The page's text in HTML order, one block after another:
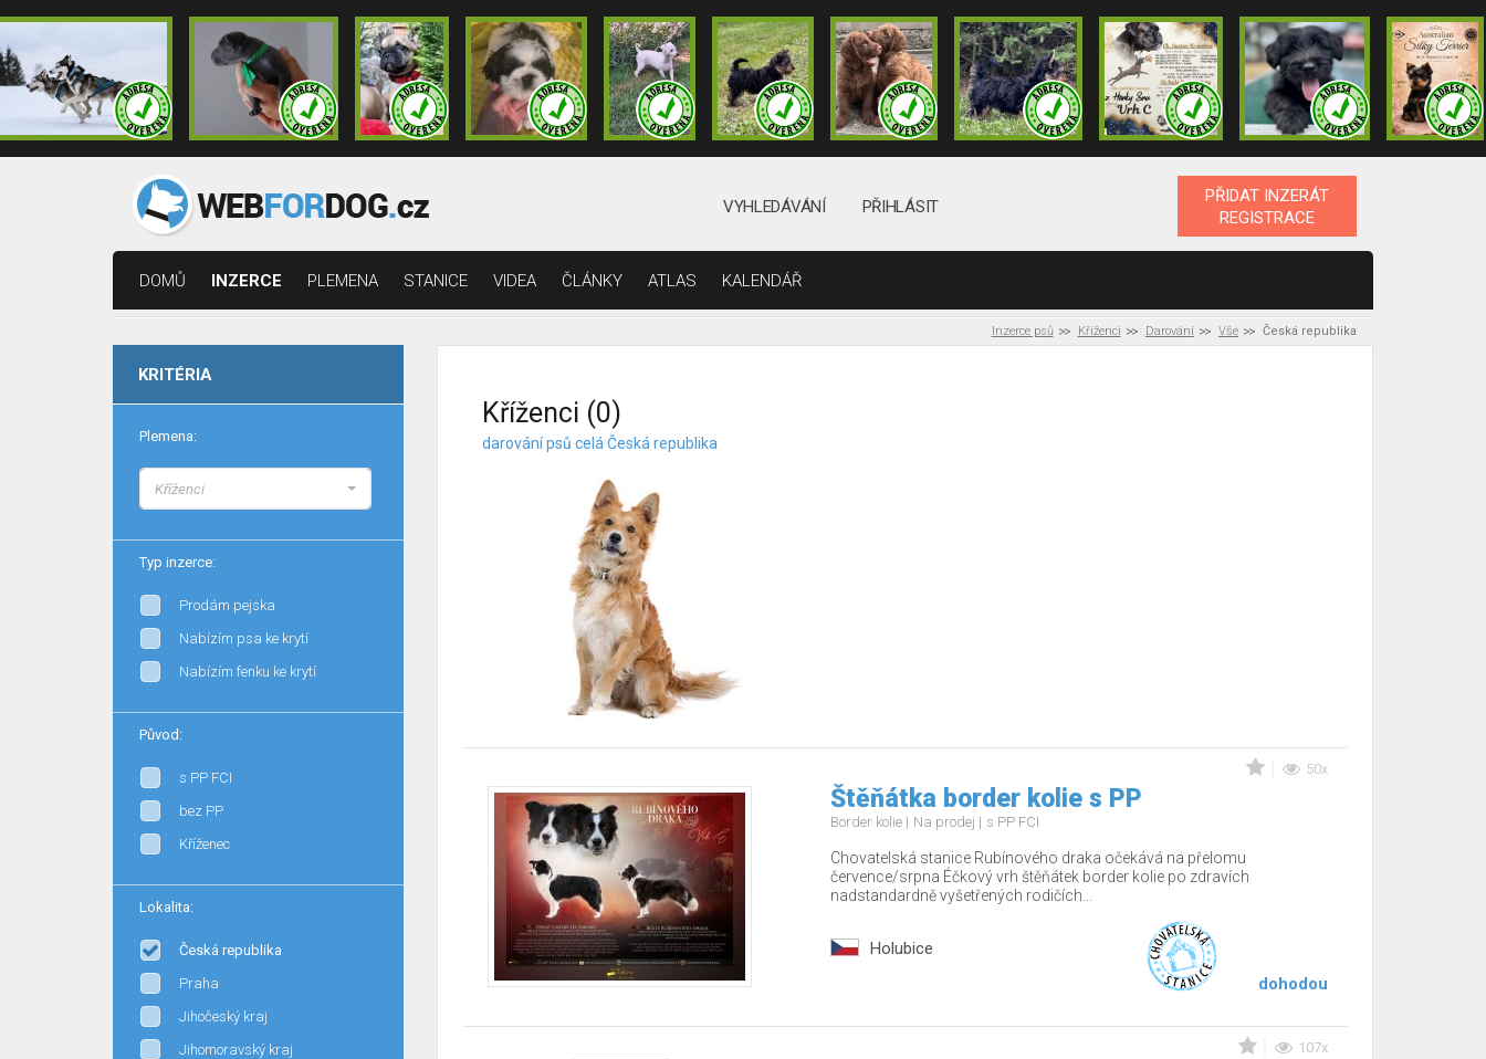
VYHLEDÁVÁNÍ PŘIHLÁSIT
PŘIDAT INZERÁT
REGISTRACE
DOMŮ INZERCE PLEMENA STANICE VIDEA ČLÁNKY ATLAS KALENDÁŘ
Inzerce psů Kříženci Darování Vše Česká republika
KRITÉRIA
Plemena:
Kříženci
Typ inzerce:
Prodám pejska
Nabízím psa ke krytí
Nabízím fenku ke krytí
Původ:
s PP FCI
bez PP
Kříženec
Lokalita:
Česká republika
Praha
Jihočeský kraj
Jihomoravský kraj
Kříženci (0)
darování psů celá Česká republika
50x
Štěňátka border kolie s PP
Border kolie Na prodej s PP FCI
Chovatelská stanice Rubínového draka očekává na přelomu
července/srpna Éčkový vrh štěňátek border kolie po zdravích
nadstandardně vyšetřených rodičích...
Holubice
dohodou
107x